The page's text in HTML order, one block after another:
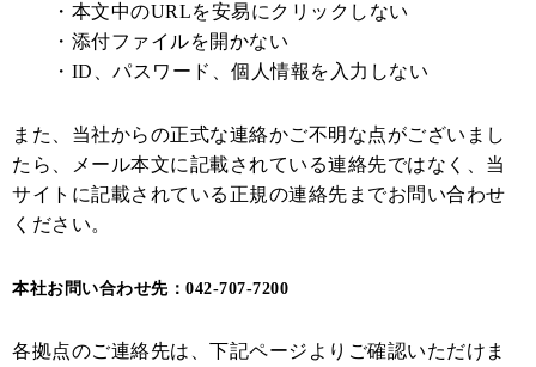
・本文中のURLを安易にクリックしない
・添付ファイルを開かない
・ID、パスワード、個人情報を入力しない
また、当社からの正式な連絡かご不明な点がございまし
たら、メール本文に記載されている連絡先ではなく、当
サイトに記載されている正規の連絡先までお問い合わせ
ください。
本社お問い合わせ先：042-707-7200
各拠点のご連絡先は、下記ページよりご確認いただけま